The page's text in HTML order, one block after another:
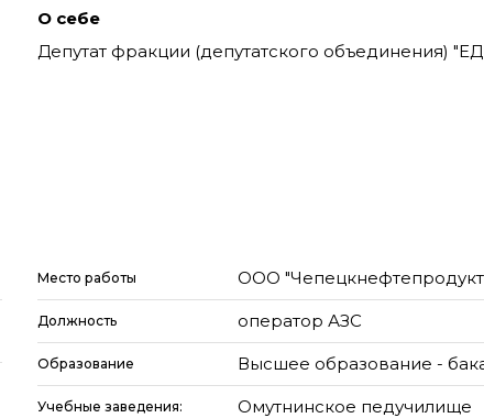
О себе
Депутат фракции (депутатского объединения)
Место работы ООО
Должность оператор АЗС
Образование Высшее образование -
Учебные заведения: Омутнинское педучилище